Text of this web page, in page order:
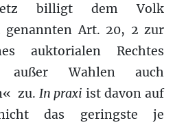
billigt dem Volk
genannten Art. 20, 2 zur
auktorialen Rechtes
außer Wahlen auch
zu. In praxi ist davon auf
nicht das geringste je